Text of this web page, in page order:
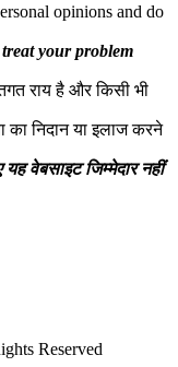
opinions and do
your problem
राय है और किसी भी
का निदान या इलाज करने
वेबसाइट जिम्मेदार नहीं
Reserved